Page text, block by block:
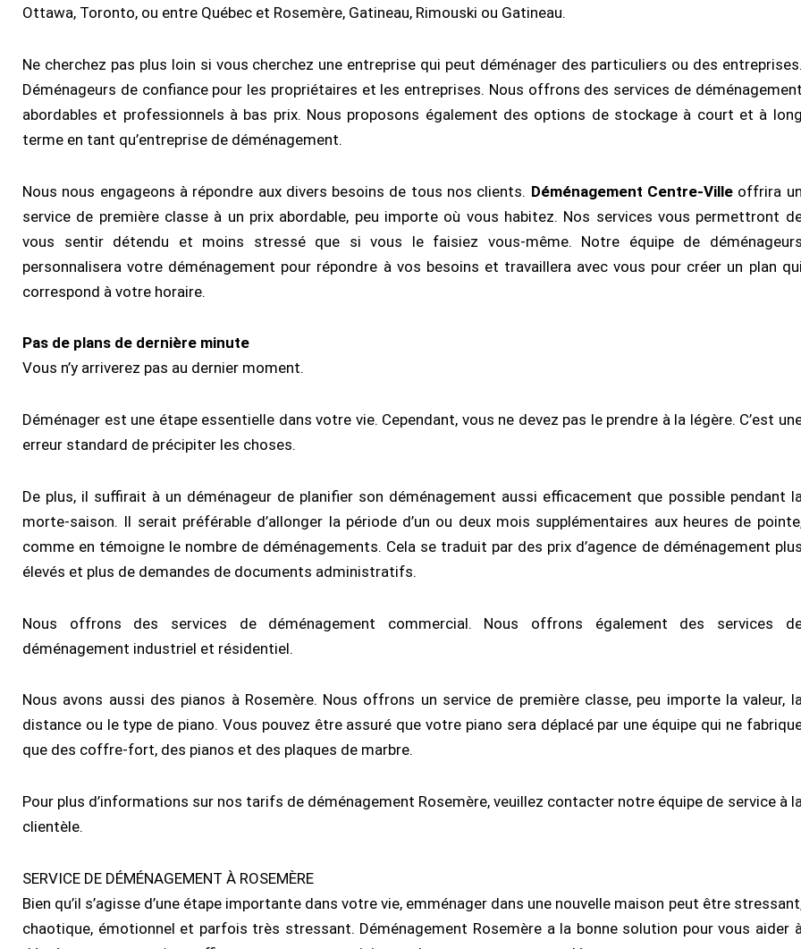
Ottawa, Toronto, ou entre Québec et Rosemère, Gatineau, Rimouski ou Gatineau.
Ne cherchez pas plus loin si vous cherchez une entreprise qui peut déménager des particuliers ou des entreprises.
Déménageurs de confiance pour les propriétaires et les entreprises. Nous offrons des services de déménagement
abordables et professionnels à bas prix. Nous proposons également des options de stockage à court et à long
terme en tant qu’entreprise de déménagement.
Nous nous engageons à répondre aux divers besoins de tous nos clients. Déménagement Centre-Ville offrira un
service de première classe à un prix abordable, peu importe où vous habitez. Nos services vous permettront
vous sentir détendu et moins stressé que si vous le faisiez vous-même. Notre équipe de déménageurs
personnalisera votre déménagement pour répondre à vos besoins et travaillera avec vous pour créer un plan qui
correspond à votre horaire.
Pas de plans de dernière minute
Vous n’y arriverez pas au dernier moment.
Déménager est une étape essentielle dans votre vie. Cependant, vous ne devez pas le prendre à la légère. C’est
erreur standard de précipiter les choses.
De plus, il suffirait à un déménageur de planifier son déménagement aussi efficacement que possible pendant la
morte-saison. Il serait préférable d’allonger la période d’un ou deux mois supplémentaires aux heures de
comme en témoigne le nombre de déménagements. Cela se traduit par des prix d’agence de déménagement plus
élevés et plus de demandes de documents administratifs.
Nous offrons des services de déménagement commercial. Nous offrons également des services
déménagement industriel et résidentiel.
Nous avons aussi des pianos à Rosemère. Nous offrons un service de première classe, peu importe la valeur,
distance ou le type de piano. Vous pouvez être assuré que votre piano sera déplacé par une équipe qui ne
que des coffre-fort, des pianos et des plaques de marbre.
Pour plus d’informations sur nos tarifs de déménagement Rosemère, veuillez contacter notre équipe de service à
clientèle.
SERVICE DE DÉMÉNAGEMENT À ROSEMÈRE
Bien qu’il s’agisse d’une étape importante dans votre vie, emménager dans une nouvelle maison peut être
chaotique, émotionnel et parfois très stressant. Déménagement Rosemère a la bonne solution pour vous aider à